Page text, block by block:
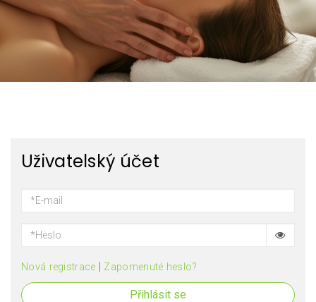
Uživatelský účet
Nová registrace | Zapomenuté heslo?
Přihlásit se